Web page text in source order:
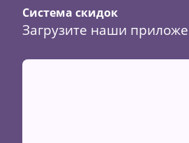
Система скидок
Загрузите наши